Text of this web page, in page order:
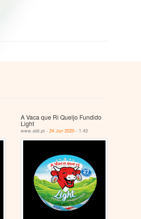
A Vaca que Ri Queijo Fundido
Light
www.aldi.pt -24 Jun 2020 - 1.43